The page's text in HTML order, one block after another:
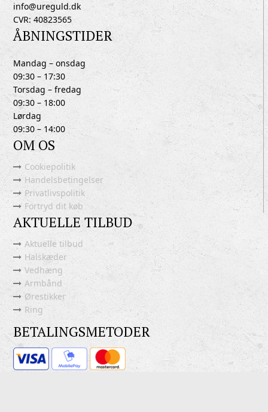
info@ureguld.dk
CVR: 40823565
ÅBNINGSTIDER
Mandag – onsdag
09:30 – 17:30
Torsdag – fredag
09:30 – 18:00
Lørdag
09:30 – 14:00
OM OS
Cookiepolitik
Handelsbetingelser
Privatlivspolitik
Fortryd dit køb
AKTUELLE TILBUD
Aktuelle tilbud
Halskæder
Vedhæng
Armbånd
Ørestikker
Ring
BETALINGSMETODER